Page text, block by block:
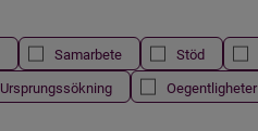
Samarbete Stöd
Ursprungssökning Oegentligheter